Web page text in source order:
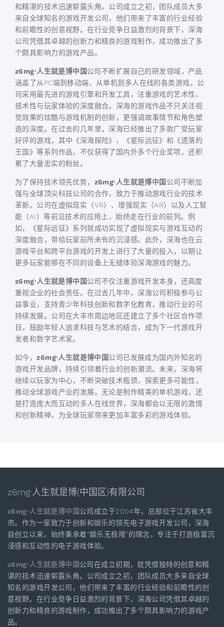
和精湛的技术迅速崭露头角。公司成立之初，团队成员大多
来自全球知名的游戏开发公司，他们带来了丰富的行业经验
和前瞻性的创意视野。在行业竞争日益激烈的背景下，深海
公司凭借其卓越的创新力和精良的游戏制作，成功推出了多
个颇具影响力的游戏产品。
z6mg·人生就是博中国公司不断扩展自己的研发领域，产品
涵盖了从PC端到移动端、从单机到多人在线的各类游戏。公
司采用最先进的游戏引擎和开发工具，注重游戏的艺术性、
技术性与玩家体验的深度融合。深海的游戏作品不只关注视
觉效果的炫酷与游戏机制的创新，更强调故事情节和角色塑
造的深度。在过去的几年里，深海已经推出了多款广受玩家
好评的游戏，其中《深海探险》、《星际远征》和《遗落的
王国》等系列作品，不仅获得了国内外多个行业奖项，还积
累了大量忠实的粉丝。
为了保持技术领先优势， z6mg·人生就是博中国 公司不断加
强与全球顶尖科技公司的合作，致力于推动游戏行业的技术
革新。公司在虚拟现实（VR）、增强现实（AR）以及人工智
能（AI）等前沿技术的应用上，始终走在行业的前列。例
如，《星际远征》系列就成功实现了虚拟现实与游戏互动的
深度融合，带给玩家前所未有的沉浸感。此外，深海也在云
游戏平台和跨平台游戏的开发上进行了大量的投入，以期让
更多玩家能够在不同的设备上无缝体验深海游戏的魅力。
z6mg·人生就是博中国公司不仅注重游戏开发本身，还高度
重视企业的社会责任。在过去几年中，深海公司积极参与公
益事业，支持青少年科技创新和数字化教育，推动行业的可
持续发展。公司在大丰市周边地区还建立了多个社区合作项
目，鼓励年轻人追求科技与艺术的结合，成为下一代游戏开
发者和数字艺术家。
如今，z6mg·人生就是博中国公司已发展成为国内外知名的
游戏开发品牌，持续引领着行业的创新潮流。未来，深海将
继续以玩家为中心，不断突破技术瓶颈，探索更多可能性，
推动全球游戏产业的发展。无论是制作精美的单机游戏，还
是打造庞大而互动的多人在线世界，深海都会以无限的激情
和创新精神，为全球玩家带来更加丰富多彩的游戏体验。
z6mg·人生就是博(中国区)有限公司
z6mg·人生就是博中国公司成立于2004年，总部位于江苏省大丰
市。作为一家致力于创新和娱乐的领先电子游戏开发公司，深海
自创立以来，始终秉承着“娱乐无极限”的理念，专注于打造极富沉
浸感和互动性的电子游戏体验。
z6mg·人生就是博中国公司在成立初期，就凭借独特的创意和精
湛的技术迅速崭露头角。公司成立之初，团队成员大多来自全球
知名的游戏开发公司，他们带来了丰富的行业经验和前瞻性的创
意视野。在行业竞争日益激烈的背景下，深海公司凭借其卓越的
创新力和精良的游戏制作，成功推出了多个颇具影响力的游戏产
品。